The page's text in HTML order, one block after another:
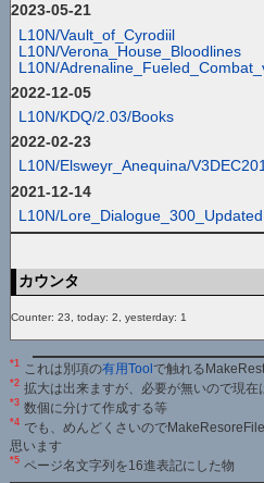
2023-05-21
L10N/Vault_of_Cyrodiil
L10N/Verona_House_Bloodlines
L10N/
2022-12-05
L10N/KDQ/2.03/Books
2022-02-23
L10N/Elsweyr_Anequina/
2021-12-14
L10N/Lore_Dialogue_300_Updated
カウンタ
Counter: 23, today: 2, yesterday: 1
*1 これは別項の有用Tool で触れる
*2 拡大は出来ますが、必要が無いので現在
*3 数個に分けて作成する等
*4 でも、めんどくさいので
思います
*5 ページ名文字列を16進表記にした物